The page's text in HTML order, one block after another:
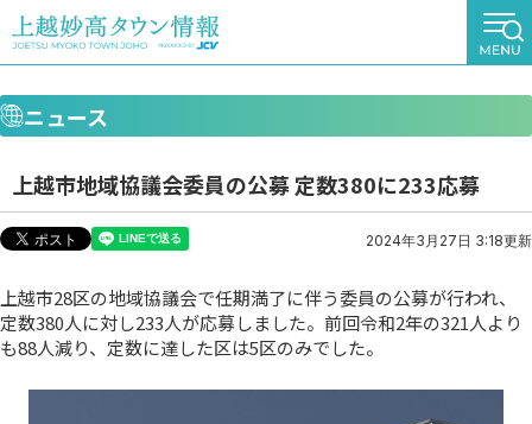
ニュース
上越市地域協議会委員の公募 定数380に233応募
2024年3月27日 3:18更新
上越市28区の地域協議会で任期満了に伴う委員の公募が行われ、
定数380人に対し233人が応募しました。前回令和2年の321人より
も88人減り、定数に達した区は5区のみでした。